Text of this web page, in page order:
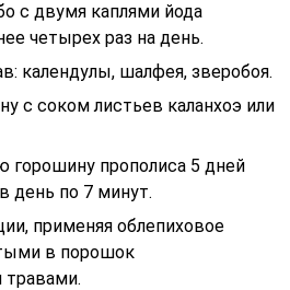
с двумя каплями йода
четырех раз на день.
календулы, шалфея, зверобоя.
с соком листьев каланхоэ или
прополиса 5 дней
день по 7 минут.
применяя облепиховое
в порошок